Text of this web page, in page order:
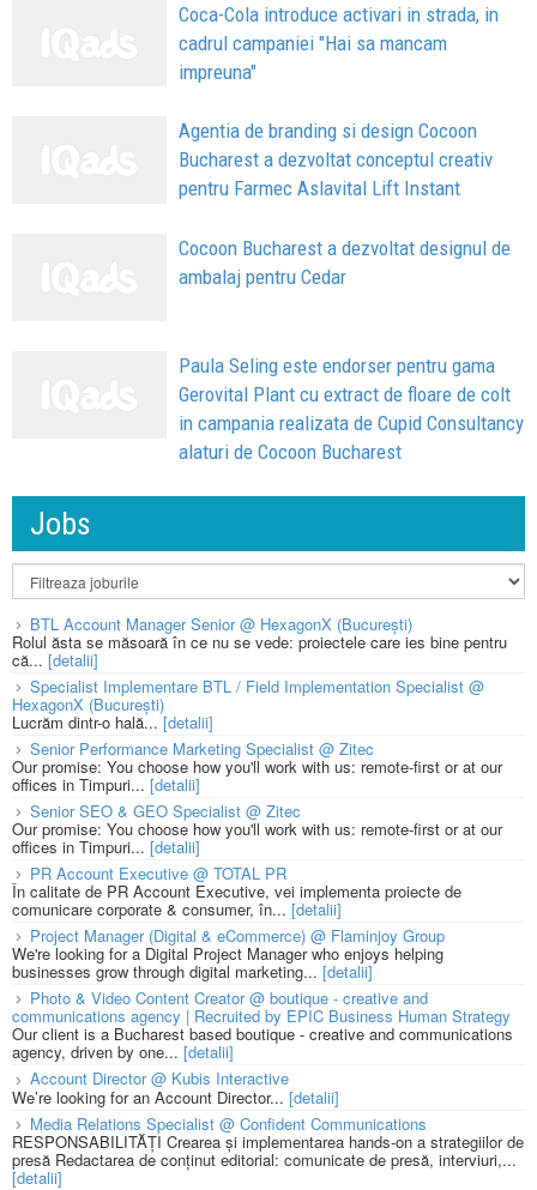
Coca-Cola introduce activari in strada, in
cadrul campaniei "Hai sa mancam
impreuna"
Agentia de branding si design Cocoon
Bucharest a dezvoltat conceptul creativ
pentru Farmec Aslavital Lift Instant
Cocoon Bucharest a dezvoltat designul de
ambalaj pentru Cedar
Paula Seling este endorser pentru gama
Gerovital Plant cu extract de floare de colt
in campania realizata de Cupid Consultancy
alaturi de Cocoon Bucharest
Jobs
BTL Account Manager Senior @ HexagonX (București)
Rolul ăsta se măsoară în ce nu se vede: proiectele care ies bine pentru
că... [detalii]
Specialist Implementare BTL / Field Implementation Specialist @
HexagonX (București)
Lucrăm dintr-o hală...[detalii]
Senior Performance Marketing Specialist @ Zitec
Our promise: You choose how you'll work with us: remote-first or at our
offices in Timpuri... [detalii]
Senior SEO & GEO Specialist @ Zitec
Our promise: You choose how you'll work with us: remote-first or at our
offices in Timpuri... [detalii]
PR Account Executive @ TOTAL PR
În calitate de PR Account Executive, vei implementa proiecte de
comunicare corporate & consumer, în... [detalii]
Project Manager (Digital & eCommerce) @ Flaminjoy Group
We're looking for a Digital Project Manager who enjoys helping
businesses grow through digital marketing... [detalii]
Photo & Video Content Creator @ boutique - creative and
communications agency | Recruited by EPIC Business Human Strategy
Our client is a Bucharest based boutique - creative and communications
agency, driven by one... [detalii]
Account Director @ Kubis Interactive
We’re looking for an Account Director... [detalii]
Media Relations Specialist @ Confident Communications
RESPONSABILITĂȚI Crearea și implementarea hands-on a strategiilor de
presă Redactarea de conținut editorial: comunicate de presă, interviuri,...
[detalii]